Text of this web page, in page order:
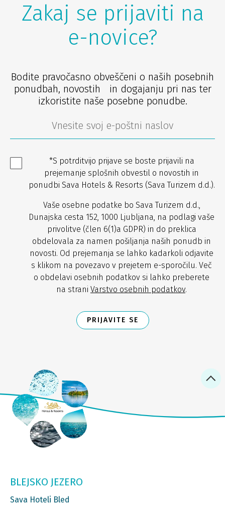
Zakaj se prijaviti na
e-novice?
Bodite pravočasno obveščeni o naših posebnih
ponudbah, novostih in dogajanju pri nas ter
izkoristite naše posebne ponudbe.
*S potrditvijo prijave se boste prijavili na
prejemanje splošnih obvestil o novostih in
ponudbi Sava Hotels & Resorts (Sava Turizem d.d.).
Vaše osebne podatke bo Sava Turizem d.d.,
Dunajska cesta 152, 1000 Ljubljana, na podlagi vaše
privolitve (člen 6(1)a GDPR) in do preklica
obdelovala za namen pošiljanja naših ponudb in
novosti. Od prejemanja se lahko kadarkoli odjavite
s klikom na povezavo v prejetem e-sporočilu. Več
o obdelavi osebnih podatkov si lahko preberete
na strani Varstvo osebnih podatkov.
PRIJAVITE SE
BLEJSKO JEZERO
Sava Hoteli Bled